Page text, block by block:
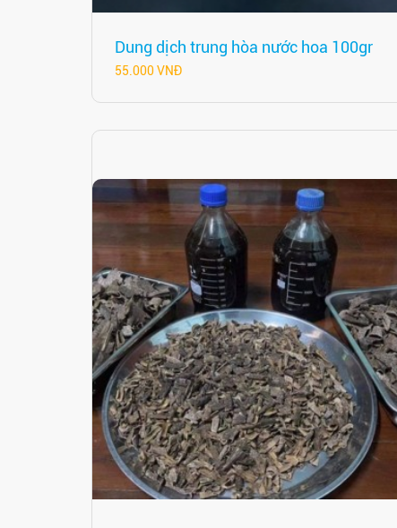
Dung dịch trung hòa nước hoa 100gr
55.000 VNĐ